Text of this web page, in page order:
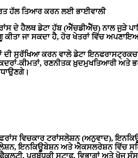
ਹੱਲ ਤਿਆਰ ਕਰਨ ਲਈ ਭਾਈਵਾਲੀ
ਦੇ ਹੈਲਥ ਡੇਟਾ ਹੱਬ(ਐੱਚਡੀਐੱਚ)ਨਾਲ ਜੁੜੇ
ਕੀਤਾ ਜਾ ਸਕਦਾ ਹੈ,ਹੋਰ ਖੇਤਰਾਂ ਵਿੱਚ
ਦੀ ਸੁਰੱਖਿਆ ਕਰਨ ਵਾਲੇ ਡੇਟਾ
-ਕੀਮਤਾਂ, ਰਣਨੀਤਕ ਖ਼ੁਦਮੁਖਤਿਆਰੀ ਅਤੇ
।
ਵਿਚਕਾਰ ਟਰਾਂਸਲੇਸ਼ਨ(ਅਨੁਵਾਦ),
,ਇਨਕਿਊਬੇਸ਼ਨ ਅਤੇ ਐਕਸਲਰੇਸ਼ਨ ਵਿੱਚ
ਫੈਕਲਟੀ,ਪ੍ਰਬੰਧਕੀ ਸਟਾਫ, ਵਿਭਾਗਾਂ ਅਤੇ ਖੋਜ